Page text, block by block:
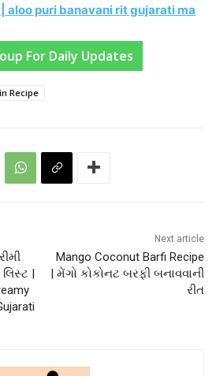
| aloo puri banavani rit gujarati ma
For Daily Updates
Recipe
|
Next article
Mango Coconut Barfi Recipe
| મેંગો કોકોનટ બરફી બનાવવાની
રીત